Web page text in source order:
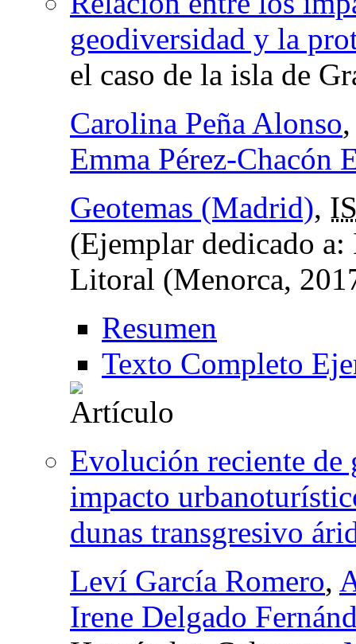
geodiversidad y la
el caso de la isla de
Carolina Peña Alonso
Emma Pérez-Chacón
Geotemas (Madrid),
(Ejemplar dedicado
Litoral (Menorca,
Resumen
Texto Completo
Evolución reciente de
impacto
dunas transgresivo
Leví García Romero,
Irene Delgado